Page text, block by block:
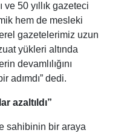
50 yıllık gazeteci
hem de mesleki
gazetelerimiz uzun
yükleri altında
devamlılığını
adımdı” dedi.
azaltıldı”
sahibinin bir araya